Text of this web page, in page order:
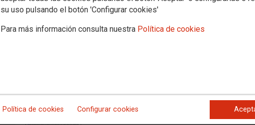
su uso pulsando el botón 'Configurar cookies'
Para más información consulta nuestra Política de cookies
Política de cookies Configurar cookies
CCOO PV explica les raons per secundar la vaga del
les Dones Treballadores, i per participar en les
Ver documento